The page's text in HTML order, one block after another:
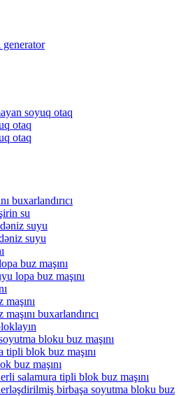
soyuq otaq
otaq
otaq
buxarlandırıcı
su
suyu
suyu
buz maşını
lopa buz maşını
buxarlandırıcı
bloku buz maşını
tipli blok buz maşını
buz maşını
salamura tipli blok buz maşını
birbaşa soyutma bloku buz